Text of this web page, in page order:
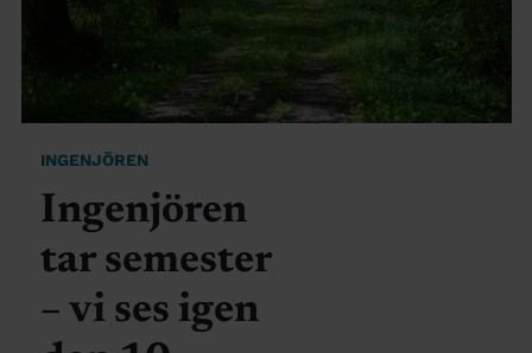
INGENJÖREN
Ingenjören
tar semester
– vi ses igen